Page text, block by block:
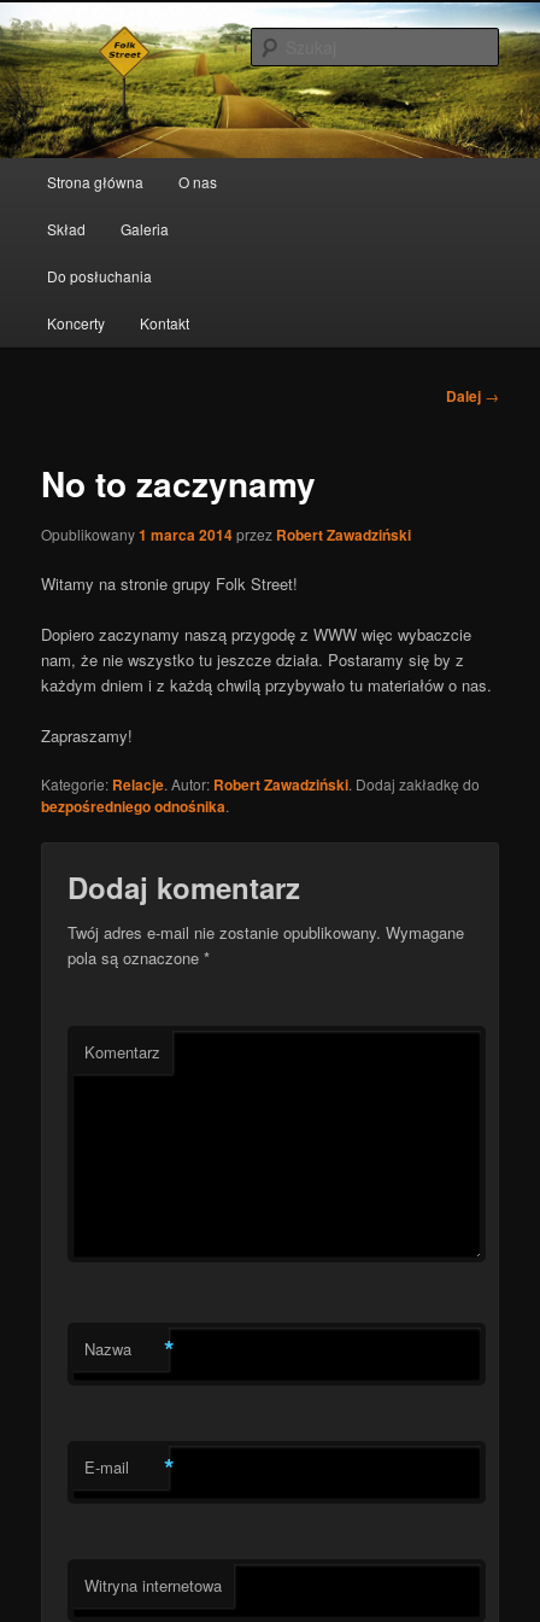
Folk Street
Przeskocz do tekstu
Przeskocz do widgetów
Strona główna O nas
Skład Galeria
Do posłuchania
Koncerty Kontakt
Nawigacja
Dalej →
No to zaczynamy
Opublikowany1 marca 2014przez Robert Zawadziński
Witamy na stronie grupy Folk Street!
Dopiero zaczynamy naszą przygodę z WWW więc wybaczcie
nam, że nie wszystko tu jeszcze działa. Postaramy się by z
każdym dniem i z każdą chwilą przybywało tu materiałów o nas.
Zapraszamy!
Kategorie: Relacje. Autor: Robert Zawadziński. Dodaj zakładkę do
bezpośredniego odnośnika.
Dodaj komentarz
Twój adres e-mail nie zostanie opublikowany. Wymagane
pola są oznaczone*
Komentarz
Nazwa *
E-mail *
Witryna internetowa